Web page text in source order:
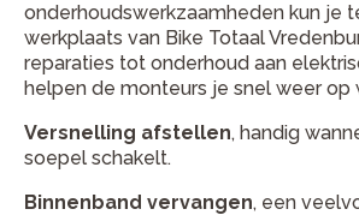
onderhoudswerkzaamheden kun je
werkplaats van Bike Totaal
reparaties tot onderhoud aan
helpen de monteurs je snel weer op
Versnelling afstellen, handig
soepel schakelt.
Binnenband vervangen, een